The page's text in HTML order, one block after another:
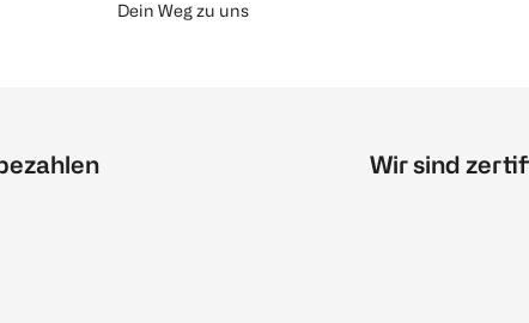
Dein Weg zu uns
Wir sind